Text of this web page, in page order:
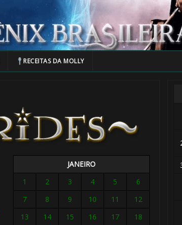
RECEITAS DA MOLLY
JANEIRO
1
2 3 4 5
6
7
8 9 10 11
12
13
14 15 16 17
18
🎈